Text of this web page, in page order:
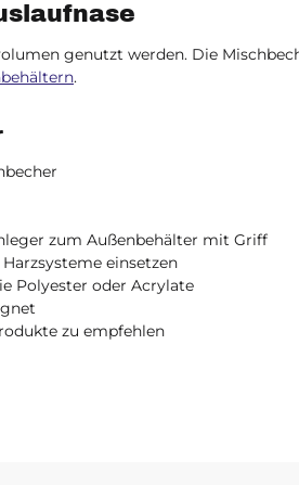
genutzt werden. Die
.
zum Außenbehälter mit Griff
einsetzen
Polyester oder Acrylate
zu empfehlen